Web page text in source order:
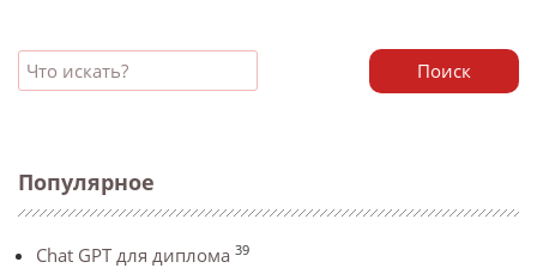
Поиск
Популярное
Chat GPT для диплома 39